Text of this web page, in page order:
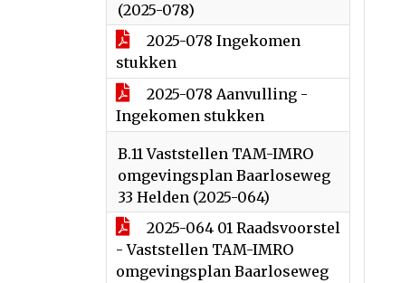
(2025-078)
2025-078 Ingekomen
stukken
2025-078 Aanvulling -
Ingekomen stukken
B.11 Vaststellen TAM-IMRO
omgevingsplan Baarloseweg
33 Helden (2025-064)
2025-064 01 Raadsvoorstel
- Vaststellen TAM-IMRO
omgevingsplan Baarloseweg